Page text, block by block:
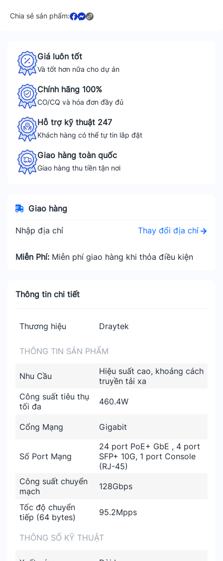
Chia sẻ sản phẩm:
Giá luôn tốt
Và tốt hơn nữa cho dự án
Chính hãng 100%
CO/CQ và hóa đơn đầy đủ
Hỗ trợ kỹ thuật 247
Khách hàng có thể tự tin lắp đặt
Giao hàng toàn quốc
Giao hàng thu tiền tận nơi
Giao hàng
Nhập địa chỉ Thay đổi địa chỉ
Miễn Phí: Miễn phí giao hàng khi thỏa điều kiện
Thông tin chi tiết
Thương hiệu Draytek
THÔNG TIN SẢN PHẨM
Nhu Cầu
Hiệu suất cao, khoảng cách
truyền tải xa
Công suất tiêu thụ
tối đa
460.4W
Cổng Mạng Gigabit
Số Port Mạng
24 port PoE+ GbE , 4 port
SFP+ 10G, 1 port Console
(RJ-45)
Công suất chuyển
mạch
128Gbps
Tốc độ chuyển
tiếp (64 bytes)
95.2Mpps
THÔNG SỐ KỸ THUẬT